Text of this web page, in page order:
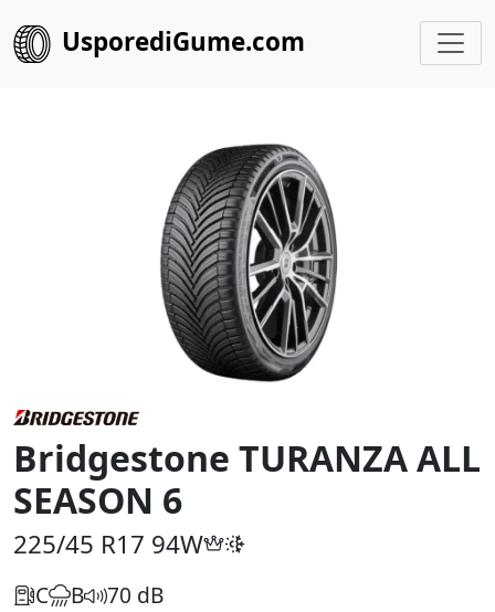
UsporediGume.com
Bridgestone TURANZA ALL
SEASON 6
225/45 R17 94W
C B 70 dB